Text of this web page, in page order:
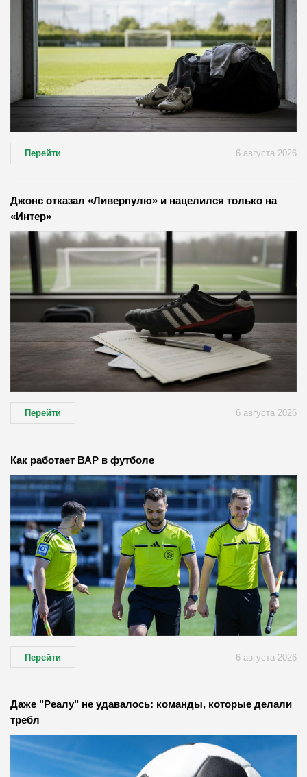
Перейти 6 августа 2026
Джонс отказал «Ливерпулю» и нацелился только на
«Интер»
Перейти 6 августа 2026
Как работает ВАР в футболе
Перейти 6 августа 2026
Даже "Реалу" не удавалось: команды, которые делали
требл